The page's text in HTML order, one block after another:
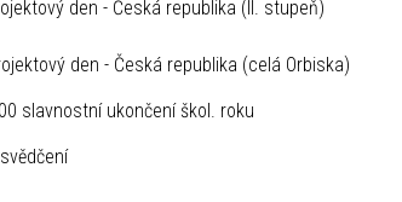
den - Česká republika (II. stupeň)
den - Česká republika (celá Orbiska)
ukončení škol. roku